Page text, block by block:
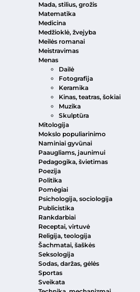
Mada, stilius, grožis
Matematika
Medicina
Medžioklė, žvejyba
Meilės romanai
Meistravimas
Menas
Dailė
Fotografija
Keramika
Kinas, teatras, šokiai
Muzika
Skulptūra
Mitologija
Mokslo populiarinimo
Naminiai gyvūnai
Paaugliams, jaunimui
Pedagogika, švietimas
Poezija
Politika
Pomėgiai
Psichologija, sociologija
Publicistika
Rankdarbiai
Receptai, virtuvė
Religija, teologija
Šachmatai, šaškės
Seksologija
Sodas, daržas, gėlės
Sportas
Sveikata